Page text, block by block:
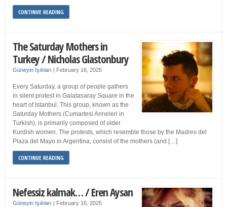
CONTINUE READING
The Saturday Mothers in
Turkey / Nicholas Glastonbury
Güneyin Işıkları | February 16, 2025
Every Saturday, a group of people gathers
in silent protest in Galatasaray Square in the
heart of Istanbul. This group, known as the
Saturday Mothers (Cumartesi Anneleri in
Turkish), is primarily composed of older
Kurdish women. The protests, which resemble those by the Madres del
Plaza del Mayo in Argentina, consist of the mothers (and […]
CONTINUE READING
Nefessiz kalmak… / Eren Aysan
Güneyin Işıkları | February 16, 2025